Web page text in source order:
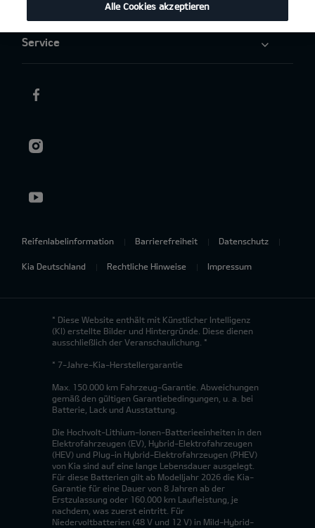
Service
Reifenlabelinformation Barrierefreiheit Datenschutz
Kia Deutschland Rechtliche Hinweise Impressum
* Diese Website enthält mit Künstlicher Intelligenz
(KI) erstellte Bilder und Hintergründe. Diese dienen
ausschließlich der Veranschaulichung. *
* 7-Jahre-Kia-Herstellergarantie
Max. 150.000 km Fahrzeug-Garantie. Abweichungen
gemäß den gültigen Garantiebedingungen, u. a. bei
Batterie, Lack und Ausstattung.
Die Hochvolt-Lithium-Ionen-Batterieeinheiten in den
Elektrofahrzeugen (EV), Hybrid-Elektrofahrzeugen
(HEV) und Plug-in Hybrid-Elektrofahrzeugen (PHEV)
von Kia sind auf eine lange Lebensdauer ausgelegt.
Für diese Batterien gilt ab Modelljahr 2026 die Kia-
Garantie für eine Dauer von 8 Jahren ab der
Erstzulassung oder 160.000 km Laufleistung, je
nachdem, was zuerst eintritt. Für
Niedervoltbatterien (48 V und 12 V) in Mild-Hybrid-
Alle Cookies akzeptieren